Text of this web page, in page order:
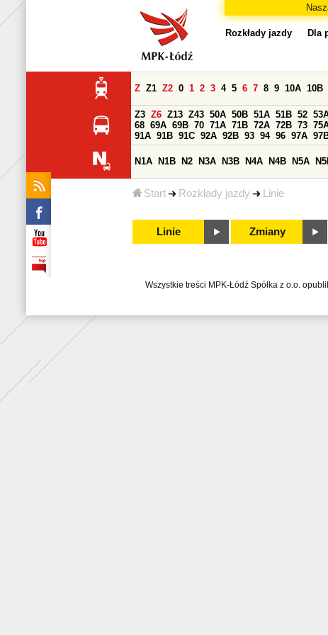
Start Rozkłady jazdy Linie
Rozkłady jazdy Dla
Z Z1 Z2 0 1 2 3 4 5 6 7 8 9 10A 10B
Z3 Z6 Z13 Z43 50A 50B 51A 51B 52
68 69A 69B 70 71A 71B 72A 72B 73
91A 91B 91C 92A 92B 93 94 96 97A
N1A N1B N2 N3A N3B N4A N4B N5A
Linie Zmiany
Wszystkie treści MPK-Łódź Spółka z o.o.